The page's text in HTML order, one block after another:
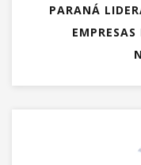
PARANÁ